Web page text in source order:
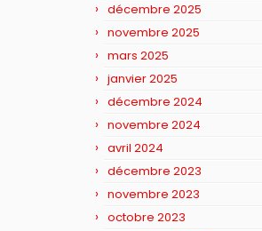
décembre 2025
novembre 2025
mars 2025
janvier 2025
décembre 2024
novembre 2024
avril 2024
décembre 2023
novembre 2023
octobre 2023